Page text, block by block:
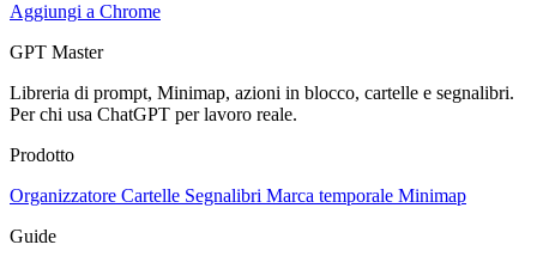
Aggiungi a Chrome
GPT Master
Libreria di prompt, Minimap, azioni in blocco, cartelle e segnalibri.
Per chi usa ChatGPT per lavoro reale.
Prodotto
Organizzatore Cartelle Segnalibri Marca temporale Minimap
Guide